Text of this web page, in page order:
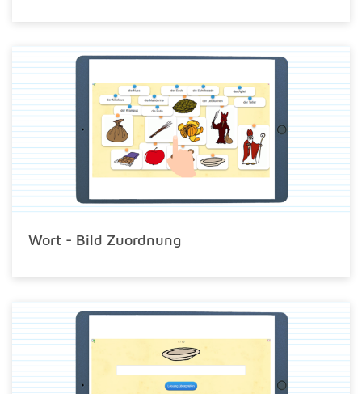
Wort - Bild Zuordnung